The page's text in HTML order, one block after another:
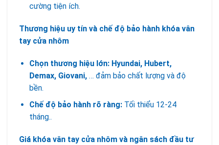
cường tiện ích.
Thương hiệu uy tín và chế độ bảo hành khóa vân
tay cửa nhôm
Chọn thương hiệu lớn: Hyundai, Hubert,
Demax, Giovani,… đảm bảo chất lượng và độ
bền.
Chế độ bảo hành rõ ràng:Tối thiểu 12-24
tháng..
Giá khóa vân tay cửa nhôm và ngân sách đầu tư